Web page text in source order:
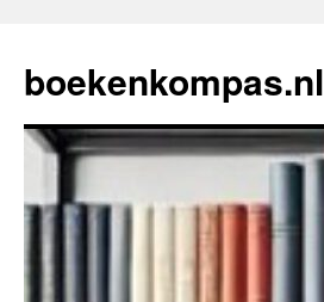
de
inhoud
boekenkompas.nl